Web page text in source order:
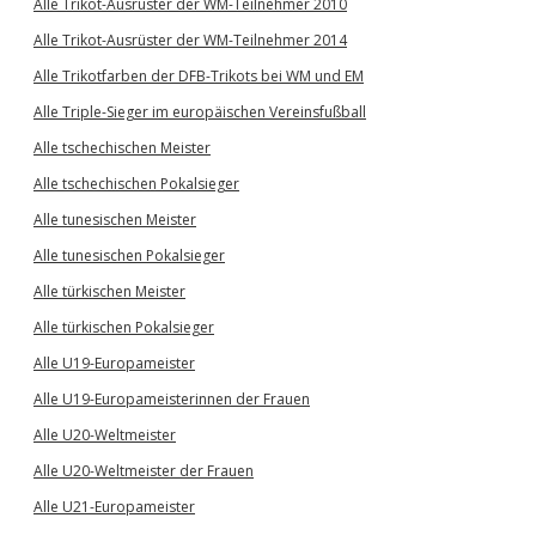
Alle Trikot-Ausrüster der WM-Teilnehmer 2010
Alle Trikot-Ausrüster der WM-Teilnehmer 2014
Alle Trikotfarben der DFB-Trikots bei WM und EM
Alle Triple-Sieger im europäischen Vereinsfußball
Alle tschechischen Meister
Alle tschechischen Pokalsieger
Alle tunesischen Meister
Alle tunesischen Pokalsieger
Alle türkischen Meister
Alle türkischen Pokalsieger
Alle U19-Europameister
Alle U19-Europameisterinnen der Frauen
Alle U20-Weltmeister
Alle U20-Weltmeister der Frauen
Alle U21-Europameister